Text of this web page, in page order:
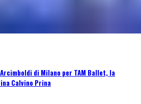
di Milano per TAM Ballet, la
Calvino Prina